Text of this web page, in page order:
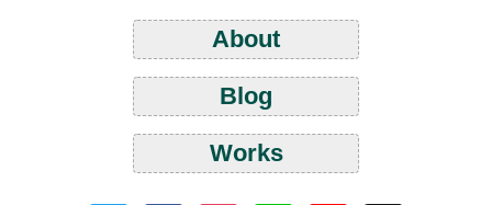
About
Blog
Works